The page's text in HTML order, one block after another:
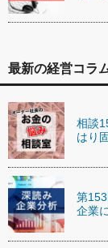
最新の経営コラ
相談
はり
第
企業